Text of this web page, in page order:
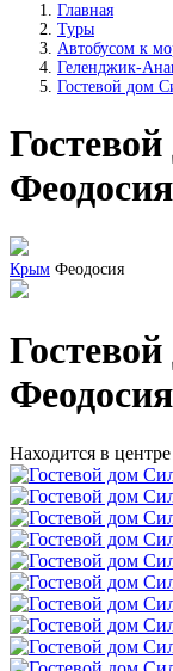
Главная
Туры
Автобусом к
Геленджик-
Гостевой дом
Феодосия
Крым Феодосия
Феодосия
Находится в